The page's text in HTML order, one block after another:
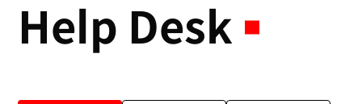
Help Desk